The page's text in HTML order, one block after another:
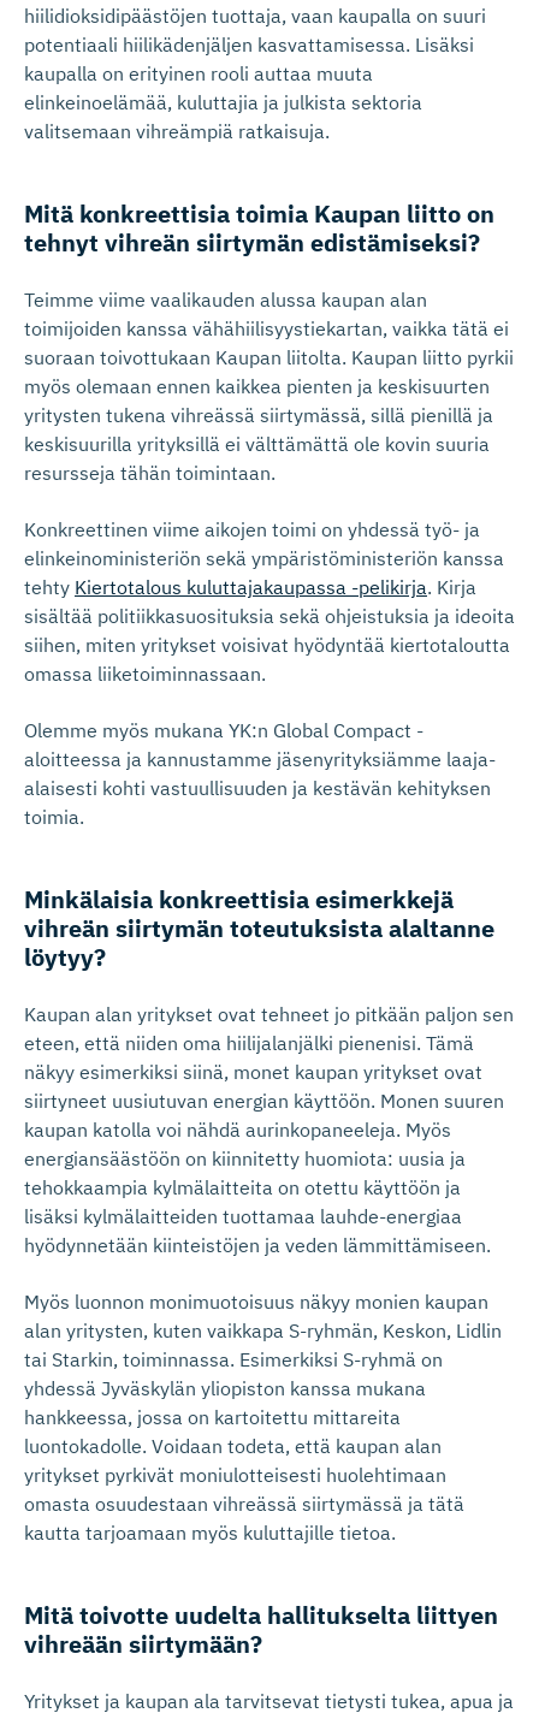
hiilidioksidipäästöjen tuottaja, vaan kaupalla on suuri
potentiaali hiilikädenjäljen kasvattamisessa. Lisäksi
kaupalla on erityinen rooli auttaa muuta
elinkeinoelämää, kuluttajia ja julkista sektoria
valitsemaan vihreämpiä ratkaisuja.
Mitä konkreettisia toimia Kaupan liitto on
tehnyt vihreän siirtymän edistämiseksi?
Teimme viime vaalikauden alussa kaupan alan
toimijoiden kanssa vähähiilisyystiekartan, vaikka tätä ei
suoraan toivottukaan Kaupan liitolta. Kaupan liitto pyrkii
myös olemaan ennen kaikkea pienten ja keskisuurten
yritysten tukena vihreässä siirtymässä, sillä pienillä ja
keskisuurilla yrityksillä ei välttämättä ole kovin suuria
resursseja tähän toimintaan.
Konkreettinen viime aikojen toimi on yhdessä työ- ja
elinkeinoministeriön sekä ympäristöministeriön kanssa
tehty Kiertotalous kuluttajakaupassa -pelikirja. Kirja
sisältää politiikkasuosituksia sekä ohjeistuksia ja ideoita
siihen, miten yritykset voisivat hyödyntää kiertotaloutta
omassa liiketoiminnassaan.
Olemme myös mukana YK:n Global Compact -
aloitteessa ja kannustamme jäsenyrityksiämme laaja-
alaisesti kohti vastuullisuuden ja kestävän kehityksen
toimia.
Minkälaisia konkreettisia esimerkkejä
vihreän siirtymän toteutuksista alaltanne
löytyy?
Kaupan alan yritykset ovat tehneet jo pitkään paljon sen
eteen, että niiden oma hiilijalanjälki pienenisi. Tämä
näkyy esimerkiksi siinä, monet kaupan yritykset ovat
siirtyneet uusiutuvan energian käyttöön. Monen suuren
kaupan katolla voi nähdä aurinkopaneeleja. Myös
energiansäästöön on kiinnitetty huomiota: uusia ja
tehokkaampia kylmälaitteita on otettu käyttöön ja
lisäksi kylmälaitteiden tuottamaa lauhde-energiaa
hyödynnetään kiinteistöjen ja veden lämmittämiseen.
Myös luonnon monimuotoisuus näkyy monien kaupan
alan yritysten, kuten vaikkapa S-ryhmän, Keskon, Lidlin
tai Starkin, toiminnassa. Esimerkiksi S-ryhmä on
yhdessä Jyväskylän yliopiston kanssa mukana
hankkeessa, jossa on kartoitettu mittareita
luontokadolle. Voidaan todeta, että kaupan alan
yritykset pyrkivät moniulotteisesti huolehtimaan
omasta osuudestaan vihreässä siirtymässä ja tätä
kautta tarjoamaan myös kuluttajille tietoa.
Mitä toivotte uudelta hallitukselta liittyen
vihreään siirtymään?
Yritykset ja kaupan ala tarvitsevat tietysti tukea, apua ja